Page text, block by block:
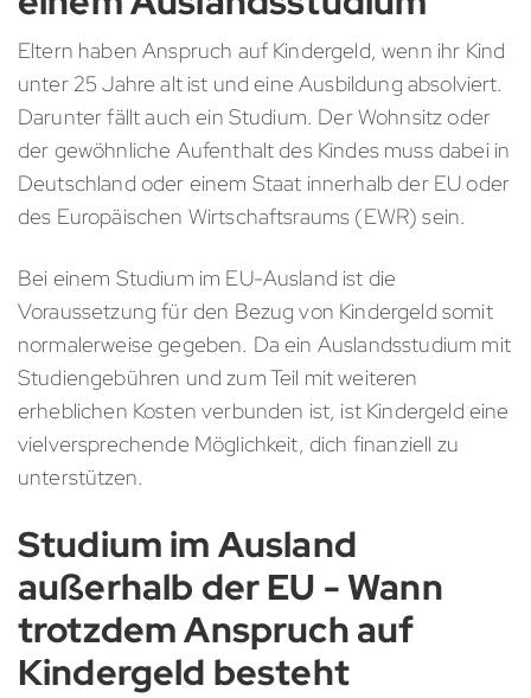
Eltern haben Anspruch auf Kindergeld, wenn ihr Kind
unter 25 Jahre alt ist und eine Ausbildung absolviert.
Darunter fällt auch ein Studium. Der Wohnsitz oder
der gewöhnliche Aufenthalt des Kindes muss dabei in
Deutschland oder einem Staat innerhalb der EU oder
des Europäischen Wirtschaftsraums (EWR) sein.
Bei einem Studium im EU-Ausland ist die
Voraussetzung für den Bezug von Kindergeld somit
normalerweise gegeben. Da ein Auslandsstudium mit
Studiengebühren und zum Teil mit weiteren
erheblichen Kosten verbunden ist, ist Kindergeld eine
vielversprechende Möglichkeit, dich finanziell zu
unterstützen.
Studium im Ausland
außerhalb der EU - Wann
trotzdem Anspruch auf
Kindergeld besteht